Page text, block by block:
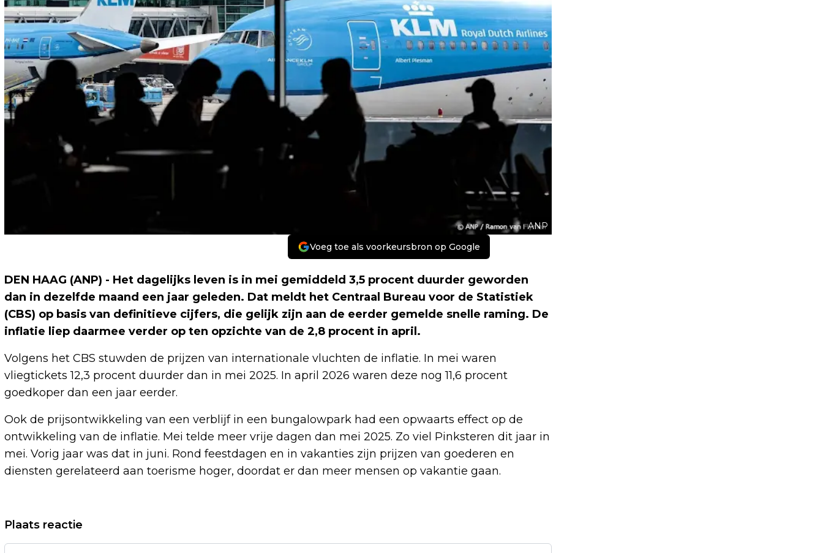
ANP
Voeg toe als voorkeursbron op Google
DEN HAAG (ANP) - Het dagelijks leven is in mei gemiddeld 3,5 procent duurder geworden
dan in dezelfde maand een jaar geleden. Dat meldt het Centraal Bureau voor de Statistiek
(CBS) op basis van definitieve cijfers, die gelijk zijn aan de eerder gemelde snelle raming. De
inflatie liep daarmee verder op ten opzichte van de 2,8 procent in april.
Volgens het CBS stuwden de prijzen van internationale vluchten de inflatie. In mei waren
vliegtickets 12,3 procent duurder dan in mei 2025. In april 2026 waren deze nog 11,6 procent
goedkoper dan een jaar eerder.
Ook de prijsontwikkeling van een verblijf in een bungalowpark had een opwaarts effect op de
ontwikkeling van de inflatie. Mei telde meer vrije dagen dan mei 2025. Zo viel Pinksteren dit jaar in
mei. Vorig jaar was dat in juni. Rond feestdagen en in vakanties zijn prijzen van goederen en
diensten gerelateerd aan toerisme hoger, doordat er dan meer mensen op vakantie gaan.
Vorig artikel
CONSUMENTEN KOPEN MEER GOEDEREN
CULTUURSECTOR KOMT MET BERAAD
Plaats reactie